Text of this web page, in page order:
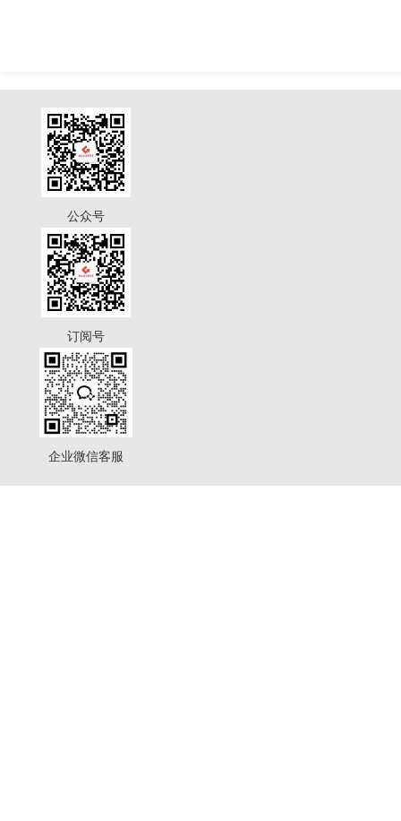
公众号
订阅号
企业微信客服